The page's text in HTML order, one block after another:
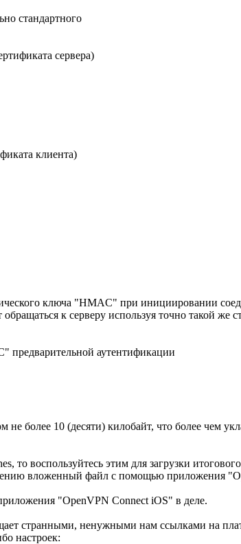
стандартного
сервера)
клиента)
ключа "HMAC" при инициировании
обращаться к серверу используя точно такой
предварительной аутентификации
более 10 (десяти) килобайт, что более чем
то воспользуйтесь этим для загрузки
вложенный файл с помощью приложения
"OpenVPN Connect iOS" в деле.
странными, ненужными нам ссылками на
настроек: